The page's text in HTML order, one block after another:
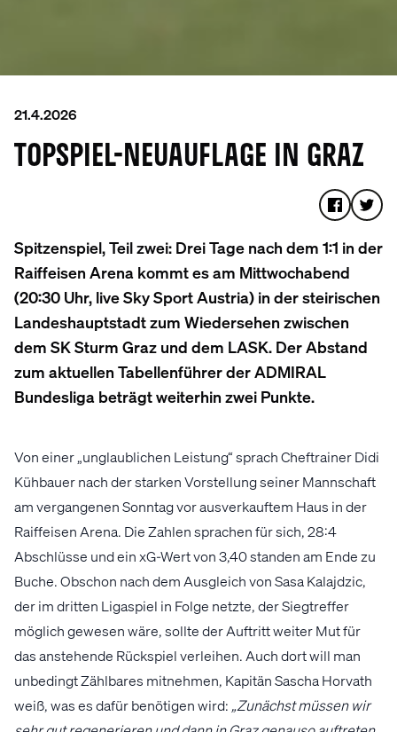
21.4.2026
TOPSPIEL-NEUAUFLAGE IN GRAZ
Spitzenspiel, Teil zwei: Drei Tage nach dem 1:1 in der
Raiffeisen Arena kommt es am Mittwochabend
(20:30 Uhr, live Sky Sport Austria) in der steirischen
Landeshauptstadt zum Wiedersehen zwischen
dem SK Sturm Graz und dem LASK. Der Abstand
zum aktuellen Tabellenführer der ADMIRAL
Bundesliga beträgt weiterhin zwei Punkte.
Von einer „unglaublichen Leistung“ sprach Cheftrainer Didi
Kühbauer nach der starken Vorstellung seiner Mannschaft
am vergangenen Sonntag vor ausverkauftem Haus in der
Raiffeisen Arena. Die Zahlen sprachen für sich, 28:4
Abschlüsse und ein xG-Wert von 3,40 standen am Ende zu
Buche. Obschon nach dem Ausgleich von Sasa Kalajdzic,
der im dritten Ligaspiel in Folge netzte, der Siegtreffer
möglich gewesen wäre, sollte der Auftritt weiter Mut für
das anstehende Rückspiel verleihen. Auch dort will man
unbedingt Zählbares mitnehmen, Kapitän Sascha Horvath
weiß, was es dafür benötigen wird: „Zunächst müssen wir